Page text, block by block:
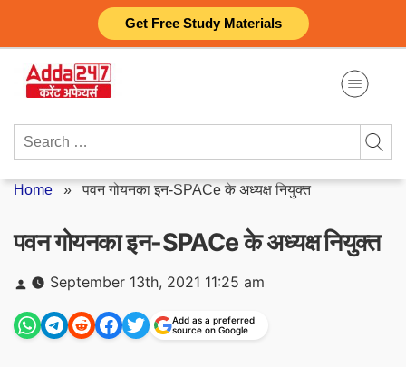
Get Free Study Materials
content
Search
Home »पवन गोयनका इन-SPACe के अध्यक्ष नियुक्त
पवन गोयनका इन-SPACe के अध्यक्ष नियुक्त
Posted
by
September 13th, 2021 11:25 am
Add as a preferred
source on Google